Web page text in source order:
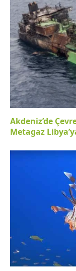
Akdeniz’de
Metagaz